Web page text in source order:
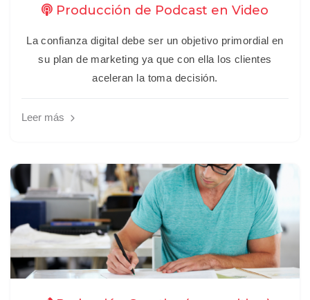
Producción de Podcast en Video
La confianza digital debe ser un objetivo primordial en
su plan de marketing ya que con ella los clientes
aceleran la toma decisión.
Leer más